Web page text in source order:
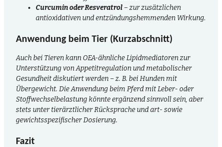
Curcumin oder Resveratrol – zur zusätzlichen
antioxidativen und entzündungs­hemmenden Wirkung.
Anwendung beim Tier (Kurzabschnitt)
Auch bei Tieren kann OEA-ähnliche Lipidmediatoren zur
Unterstützung von Appetitregulation und metabolischer
Gesundheit diskutiert werden – z. B. bei Hunden mit
Übergewicht. Die Anwendung beim Pferd mit Leber- oder
Stoffwechselbelastung könnte ergänzend sinnvoll sein, aber
stets unter tierärztlicher Rücksprache und art- sowie
gewichtsspezifischer Dosierung.
Fazit